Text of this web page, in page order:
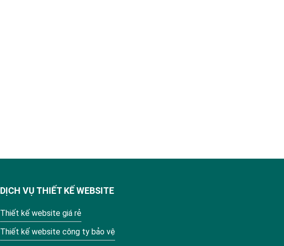
DỊCH VỤ THIẾT KẾ WEBSITE
Thiết kế website giá rẻ
Thiết kế website công ty bảo vệ